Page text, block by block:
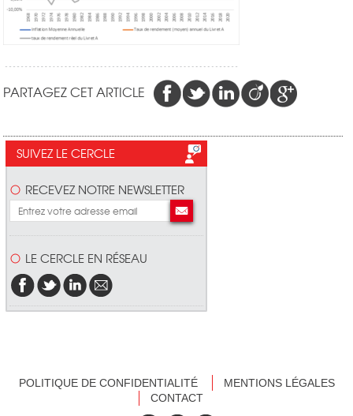
PARTAGEZ CET ARTICLE
SUIVEZ LE CERCLE
RECEVEZ NOTRE NEWSLETTER
LE CERCLE EN RÉSEAU
POLITIQUE DE CONFIDENTIALITÉ
MENTIONS LÉGALES
CONTACT